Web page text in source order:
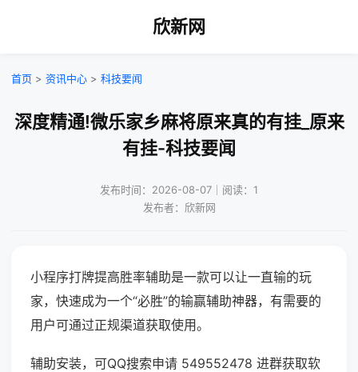
欣新网
首页 > 资讯中心 > 科技要闻
深度精通!微乐家乡麻将原来真的有挂_原来
有挂-科技要闻
发布时间：2026-08-07｜阅读：1
发布者：欣新网
小程序打牌提高胜率辅助是一款可以让一直输的玩
家，快速成为一个“必胜”的输赢辅助神器，有需要的
用户可通过正规渠道获取使用。
辅助安装，可QQ搜索申请 549552478 进群获取软